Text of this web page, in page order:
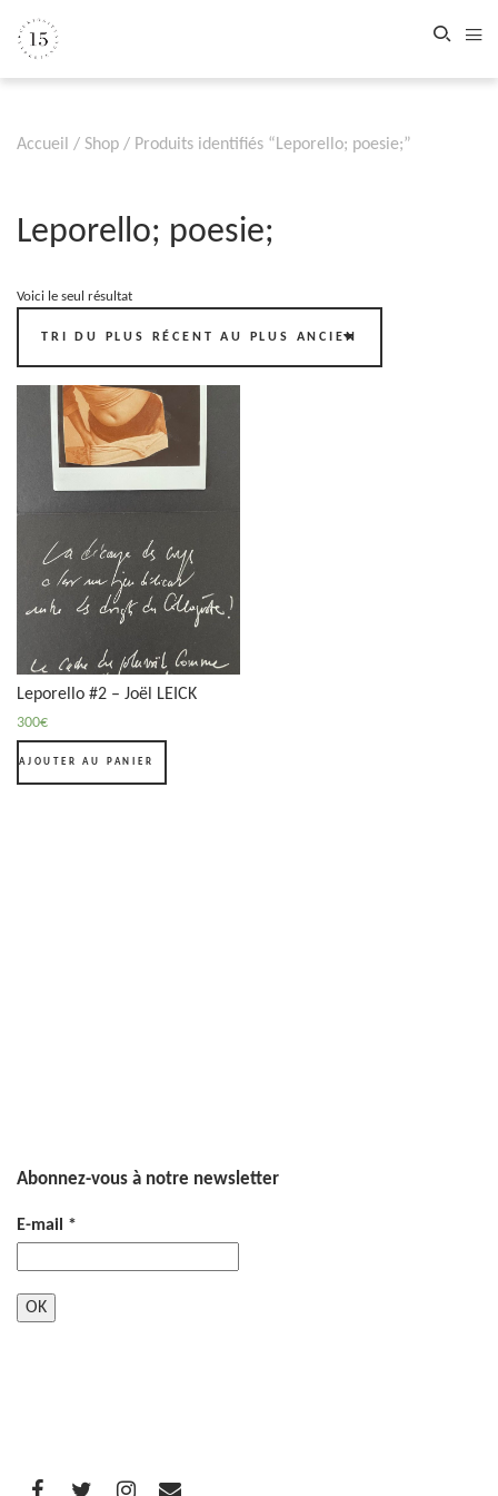
Accueil / Shop / Produits identifiés “Leporello; poesie;”
Leporello; poesie;
Voici le seul résultat
Leporello #2 – Joël LEICK
300€
AJOUTER AU PANIER
Abonnez-vous à notre newsletter
E-mail *